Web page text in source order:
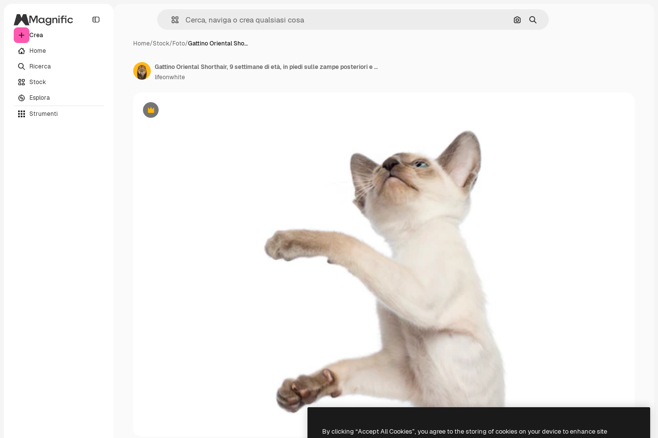
Crea
Home
Ricerca
Stock
Esplora
Strumenti
Cerca per immagine
Ricerca
Home/Stock/Foto/Gattino Oriental Sho…
Premium
Gattino Oriental Shorthair, 9 settimane di età, in piedi sulle zampe posteriori e raggiungendo
lifeonwhite
By clicking “Accept All Cookies”, you agree to the storing of cookies on your device to enhance site